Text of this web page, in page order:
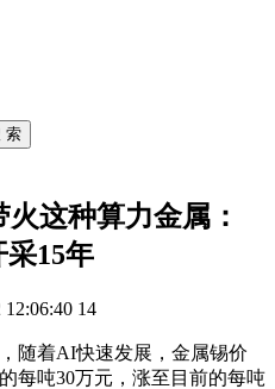
索
这种算力金属：
15年
12:06:40 14
随着AI快速发展，金属锡价
每吨30万元，涨至目前的每吨